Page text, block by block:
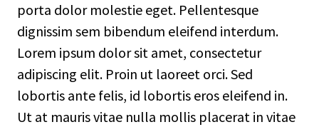
porta dolor molestie eget. Pellentesque
dignissim sem bibendum eleifend interdum.
Lorem ipsum dolor sit amet, consectetur
adipiscing elit. Proin ut laoreet orci. Sed
lobortis ante felis, id lobortis eros eleifend in.
Ut at mauris vitae nulla mollis placerat in vitae